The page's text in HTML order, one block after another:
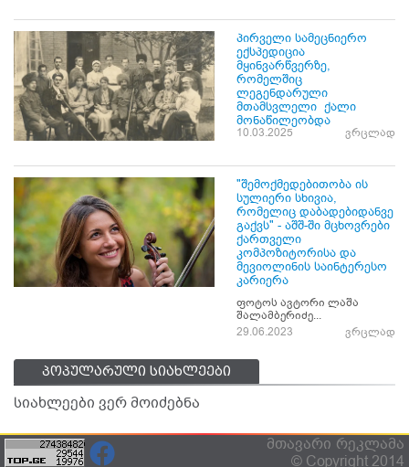
პირველი სამეცნიერო
ექსპედიცია
მყინვარწვერზე,
რომელშიც
ლეგენდარული
მთამსვლელი ქალი
მონაწილეობდა
10.03.2025 ვრცლად
"შემოქმედებითობა ის
სულიერი სხივია,
რომელიც დაბადებიდანვე
გაქვს" - აშშ-ში მცხოვრები
ქართველი
კომპოზიტორისა და
მევიოლინის საინტერესო
კარიერა
ფოტოს ავტორი ლაშა
შალამბერიძე...
29.06.2023
ვრცლად
პოპულარული სიახლეები
სიახლეები ვერ მოიძებნა
მთავარი რეკლამა
© Copyright 2014